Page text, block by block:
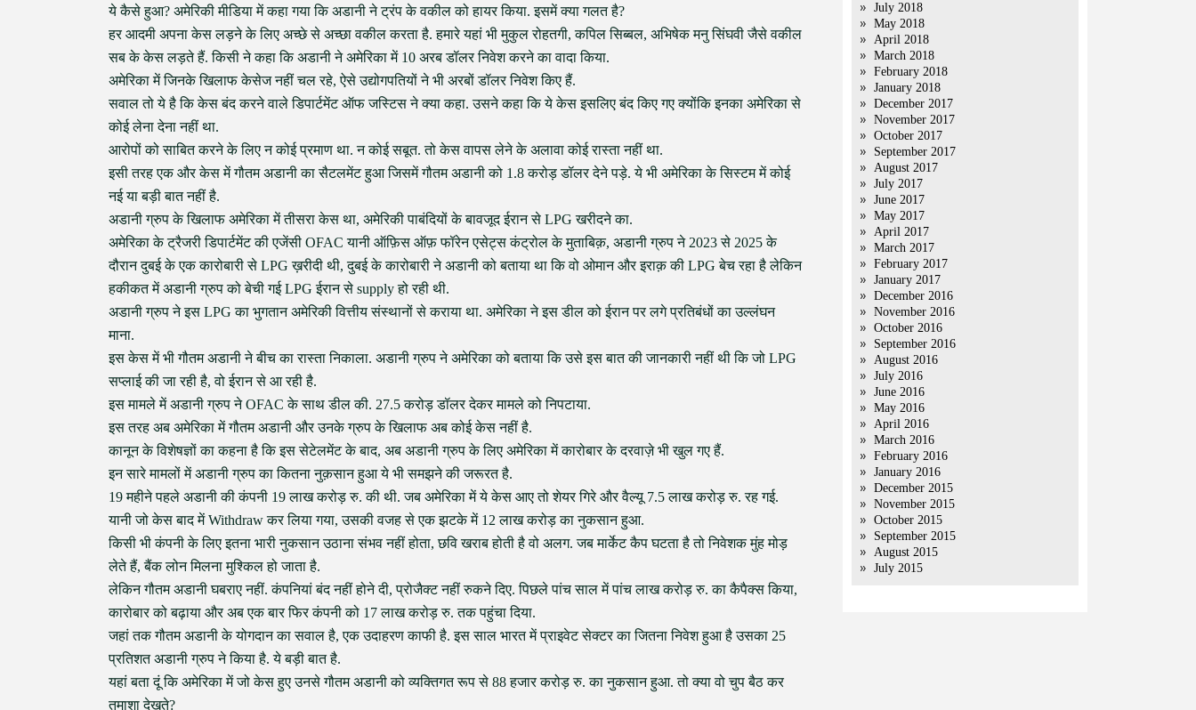
ये कैसे हुआ? अमेरिकी मीडिया में कहा गया कि अडानी ने ट्रंप के वकील को हायर किया. इसमें क्या गलत है?
हर आदमी अपना केस लड़ने के लिए अच्छे से अच्छा वकील करता है. हमारे यहां भी मुकुल रोहतगी, कपिल सिब्बल, अभिषेक मनु सिंघवी जैसे वकील
सब के केस लड़ते हैं. किसी ने कहा कि अडानी ने अमेरिका में 10 अरब डॉलर निवेश करने का वादा किया.
अमेरिका में जिनके खिलाफ केसेज नहीं चल रहे, ऐसे उद्योगपतियों ने भी अरबों डॉलर निवेश किए हैं.
सवाल तो ये है कि केस बंद करने वाले डिपार्टमेंट ऑफ जस्टिस ने क्या कहा. उसने कहा कि ये केस इसलिए बंद किए गए क्योंकि इनका अमेरिका से
कोई लेना देना नहीं था.
आरोपों को साबित करने के लिए न कोई प्रमाण था. न कोई सबूत. तो केस वापस लेने के अलावा कोई रास्ता नहीं था.
इसी तरह एक और केस में गौतम अडानी का सैटलमेंट हुआ जिसमें गौतम अडानी को 1.8 करोड़ डॉलर देने पड़े. ये भी अमेरिका के सिस्टम में कोई
नई या बड़ी बात नहीं है.
अडानी ग्रुप के खिलाफ अमेरिका में तीसरा केस था, अमेरिकी पाबंदियों के बावजूद ईरान से LPG खरीदने का.
अमेरिका के ट्रैजरी डिपार्टमेंट की एजेंसी OFAC यानी ऑफ़िस ऑफ़ फॉरेन एसेट्स कंट्रोल के मुताबिक़, अडानी ग्रुप ने 2023 से 2025 के
दौरान दुबई के एक कारोबारी से LPG ख़रीदी थी, दुबई के कारोबारी ने अडानी को बताया था कि वो ओमान और इराक़ की LPG बेच रहा है लेकिन
हकीकत में अडानी ग्रुप को बेची गई LPG ईरान से supply हो रही थी.
अडानी ग्रुप ने इस LPG का भुगतान अमेरिकी वित्तीय संस्थानों से कराया था. अमेरिका ने इस डील को ईरान पर लगे प्रतिबंधों का उल्लंघन
माना.
इस केस में भी गौतम अडानी ने बीच का रास्ता निकाला. अडानी ग्रुप ने अमेरिका को बताया कि उसे इस बात की जानकारी नहीं थी कि जो LPG
सप्लाई की जा रही है, वो ईरान से आ रही है.
इस मामले में अडानी ग्रुप ने OFAC के साथ डील की. 27.5 करोड़ डॉलर देकर मामले को निपटाया.
इस तरह अब अमेरिका में गौतम अडानी और उनके ग्रुप के खिलाफ अब कोई केस नहीं है.
कानून के विशेषज्ञों का कहना है कि इस सेटेलमेंट के बाद, अब अडानी ग्रुप के लिए अमेरिका में कारोबार के दरवाज़े भी खुल गए हैं.
इन सारे मामलों में अडानी ग्रुप का कितना नुक़सान हुआ ये भी समझने की जरूरत है.
19 महीने पहले अडानी की कंपनी 19 लाख करोड़ रु. की थी. जब अमेरिका में ये केस आए तो शेयर गिरे और वैल्यू 7.5 लाख करोड़ रु. रह गई.
यानी जो केस बाद में Withdraw कर लिया गया, उसकी वजह से एक झटके में 12 लाख करोड़ का नुकसान हुआ.
किसी भी कंपनी के लिए इतना भारी नुकसान उठाना संभव नहीं होता, छवि खराब होती है वो अलग. जब मार्केट कैप घटता है तो निवेशक मुंह मोड़
लेते हैं, बैंक लोन मिलना मुश्किल हो जाता है.
लेकिन गौतम अडानी घबराए नहीं. कंपनियां बंद नहीं होने दी, प्रोजैक्ट नहीं रुकने दिए. पिछले पांच साल में पांच लाख करोड़ रु. का कैपैक्स किया,
कारोबार को बढ़ाया और अब एक बार फिर कंपनी को 17 लाख करोड़ रु. तक पहुंचा दिया.
जहां तक गौतम अडानी के योगदान का सवाल है, एक उदाहरण काफी है. इस साल भारत में प्राइवेट सेक्टर का जितना निवेश हुआ है उसका 25
प्रतिशत अडानी ग्रुप ने किया है. ये बड़ी बात है.
यहां बता दूं कि अमेरिका में जो केस हुए उनसे गौतम अडानी को व्यक्तिगत रूप से 88 हजार करोड़ रु. का नुकसान हुआ. तो क्या वो चुप बैठ कर
तमाशा देखते?
July 2018
May 2018
April 2018
March 2018
February 2018
January 2018
December 2017
November 2017
October 2017
September 2017
August 2017
July 2017
June 2017
May 2017
April 2017
March 2017
February 2017
January 2017
December 2016
November 2016
October 2016
September 2016
August 2016
July 2016
June 2016
May 2016
April 2016
March 2016
February 2016
January 2016
December 2015
November 2015
October 2015
September 2015
August 2015
July 2015